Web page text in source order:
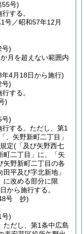
55号)
する。
号／昭和57年12月
号)
月を超えない範囲内
4月18日から施行)
号)
する。
)
号)
する。 ただし、第1
、矢野新町二丁目」
定(「及び矢野西七
町二丁目」に、「矢
矢野新町二丁目の各
平及び字北新地」
に改める部分に限
から施行する。
号 抄)
号)
ただし、第1条中広島